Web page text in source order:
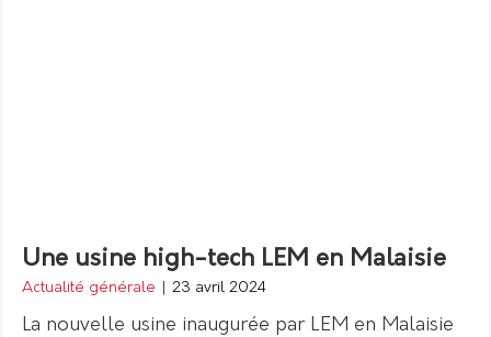
Une usine high-tech LEM en Malaisie
Actualité générale 23 avril 2024
La nouvelle usine inaugurée par LEM en Malaisie